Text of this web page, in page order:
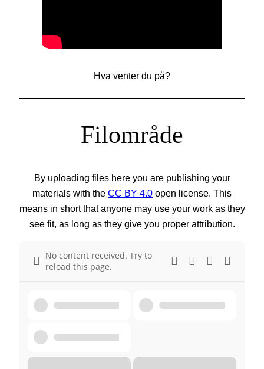
Hva venter du på?
Filområde
By uploading files here you are publishing your
materials with the CC BY 4.0 open license. This
means in short that anyone may use your work as they
see fit, as long as they give you proper attribution.
No content received. Try to
reload this page.